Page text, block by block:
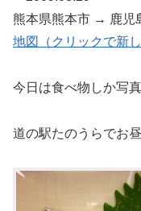
熊本県熊本市 → 鹿児
地図（クリックで新
今日は食べ物しか写
道の駅たのうらでお昼